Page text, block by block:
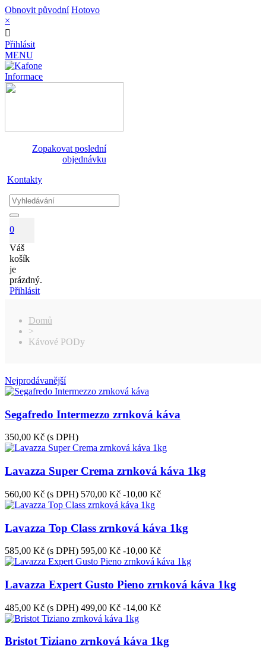
Obnovit původní Hotovo
×
Přihlásit
MENU
Informace
Zopakovat poslední
objednávku
Kontakty
0
Váš
košík
je
prázdný.
Přihlásit
Domů
>
Kávové PODy
Nejprodávanější
Segafredo Intermezzo zrnková káva
350,00 Kč (s DPH)
Lavazza Super Crema zrnková káva 1kg
560,00 Kč (s DPH) 570,00 Kč -10,00 Kč
Lavazza Top Class zrnková káva 1kg
585,00 Kč (s DPH) 595,00 Kč -10,00 Kč
Lavazza Expert Gusto Pieno zrnková káva 1kg
485,00 Kč (s DPH) 499,00 Kč -14,00 Kč
Bristot Tiziano zrnková káva 1kg